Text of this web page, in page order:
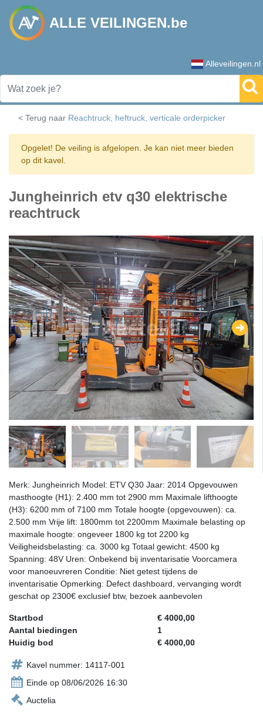
ALLE VEILINGEN.be
Alleveilingen.nl
< Terug naar Reachtruck, heftruck, verticale orderpicker
Opgelet! De veiling is afgelopen. Je kan niet meer bieden
op dit kavel.
Jungheinrich etv q30 elektrische
reachtruck
Merk: Jungheinrich Model: ETV Q30 Jaar: 2014 Opgevouwen
masthoogte (H1): 2.400 mm tot 2900 mm Maximale lifthoogte
(H3): 6200 mm of 7100 mm Totale hoogte (opgevouwen): ca.
2.500 mm Vrije lift: 1800mm tot 2200mm Maximale belasting op
maximale hoogte: ongeveer 1800 kg tot 2200 kg
Veiligheidsbelasting: ca. 3000 kg Totaal gewicht: 4500 kg
Spanning: 48V Uren: Onbekend bij inventarisatie Voorcamera
voor manoeuvreren Conditie: Niet getest tijdens de
inventarisatie Opmerking: Defect dashboard, vervanging wordt
geschat op 2300€ exclusief btw, bezoek aanbevolen
Startbod
€ 4000,00
Aantal biedingen
1
Huidig bod
€ 4000,00
Kavel nummer: 14117-001
Einde op 08/06/2026 16:30
Auctelia